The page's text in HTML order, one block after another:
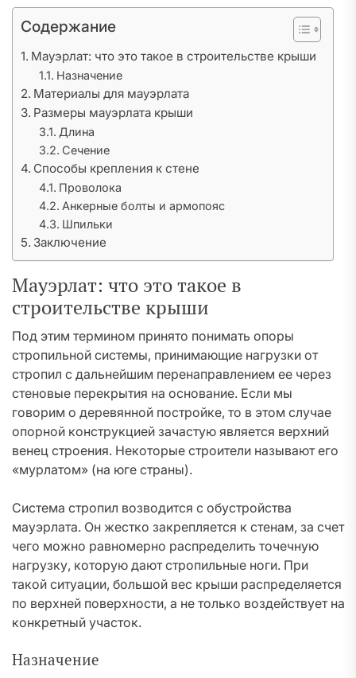
Содержание
Мауэрлат: что это такое в строительстве крыши
Назначение
Материалы для мауэрлата
Размеры мауэрлата крыши
Длина
Сечение
Способы крепления к стене
Проволока
Анкерные болты и армопояс
Шпильки
Заключение
Мауэрлат: что это такое в
строительстве крыши
Под этим термином принято понимать опоры
стропильной системы, принимающие нагрузки от
стропил с дальнейшим перенаправлением ее через
стеновые перекрытия на основание. Если мы
говорим о деревянной постройке, то в этом случае
опорной конструкцией зачастую является верхний
венец строения. Некоторые строители называют его
«мурлатом» (на юге страны).
Система стропил возводится с обустройства
мауэрлата. Он жестко закрепляется к стенам, за счет
чего можно равномерно распределить точечную
нагрузку, которую дают стропильные ноги. При
такой ситуации, большой вес крыши распределяется
по верхней поверхности, а не только воздействует на
конкретный участок.
Назначение